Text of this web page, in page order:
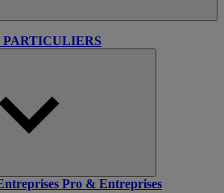
PARTICULIERS
Pro & Entreprises